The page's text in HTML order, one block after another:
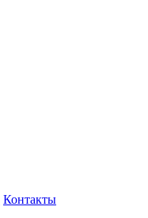
Контакты